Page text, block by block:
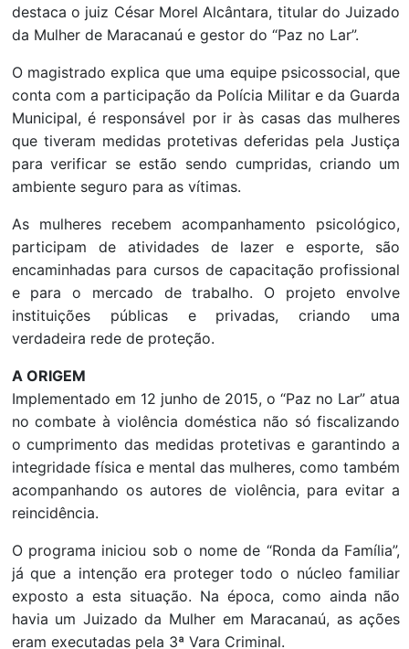
destaca o juiz César Morel Alcântara, titular do Juizado
da Mulher de Maracanaú e gestor do “Paz no Lar”.
O magistrado explica que uma equipe psicossocial, que
conta com a participação da Polícia Militar e da Guarda
Municipal, é responsável por ir às casas das mulheres
que tiveram medidas protetivas deferidas pela Justiça
para verificar se estão sendo cumpridas, criando um
ambiente seguro para as vítimas.
As mulheres recebem acompanhamento psicológico,
participam de atividades de lazer e esporte, são
encaminhadas para cursos de capacitação profissional
e para o mercado de trabalho. O projeto envolve
instituições públicas e privadas, criando uma
verdadeira rede de proteção.
A ORIGEM
Implementado em 12 junho de 2015, o “Paz no Lar” atua
no combate à violência doméstica não só fiscalizando
o cumprimento das medidas protetivas e garantindo a
integridade física e mental das mulheres, como também
acompanhando os autores de violência, para evitar a
reincidência.
O programa iniciou sob o nome de “Ronda da Família”,
já que a intenção era proteger todo o núcleo familiar
exposto a esta situação. Na época, como ainda não
havia um Juizado da Mulher em Maracanaú, as ações
eram executadas pela 3ª Vara Criminal.